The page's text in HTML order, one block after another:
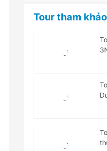
Tour tham khảo